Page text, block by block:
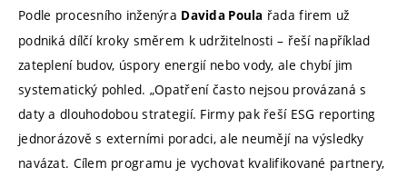
Podle procesního inženýra Davida Poula řada firem už
podniká dílčí kroky směrem k udržitelnosti – řeší například
zateplení budov, úspory energií nebo vody, ale chybí jim
systematický pohled. „Opatření často nejsou provázaná s
daty a dlouhodobou strategií. Firmy pak řeší ESG reporting
jednorázově s externími poradci, ale neumějí na výsledky
navázat. Cílem programu je vychovat kvalifikované partnery,